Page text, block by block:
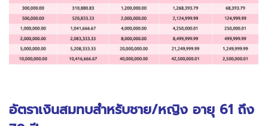
อัตราเงินสมทบสำหรับชาย/หญิง อายุ 61 ถึง